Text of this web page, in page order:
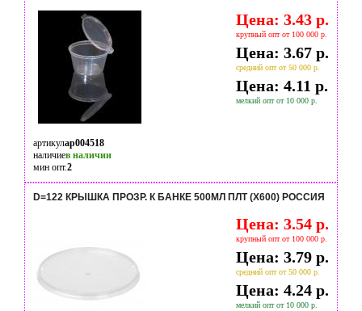
Цена: 3.43 р.
крупный опт от 100 000 р.
Цена: 3.67 р.
средний опт от 50 000 р.
Цена: 4.11 р.
мелкий опт от 10 000 р.
артикулap004518
наличиев наличии
мин опт.2
D=122 КРЫШКА ПРОЗР. К БАНКЕ 500МЛ ПЛТ (Х600) РОССИЯ
Цена: 3.54 р.
крупный опт от 100 000 р.
Цена: 3.79 р.
средний опт от 50 000 р.
Цена: 4.24 р.
мелкий опт от 10 000 р.